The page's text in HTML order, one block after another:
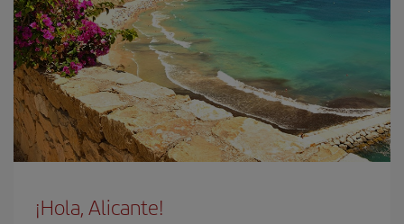
¡Hola, Alicante!